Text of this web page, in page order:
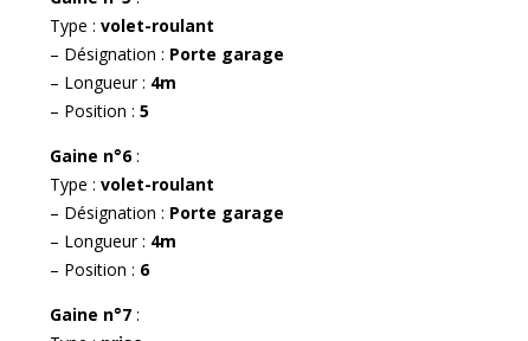
Type : volet-roulant
– Désignation : Porte garage
– Longueur : 4m
– Position : 5
Gaine n°6:
Type : volet-roulant
– Désignation : Porte garage
– Longueur : 4m
– Position : 6
Gaine n°7 :